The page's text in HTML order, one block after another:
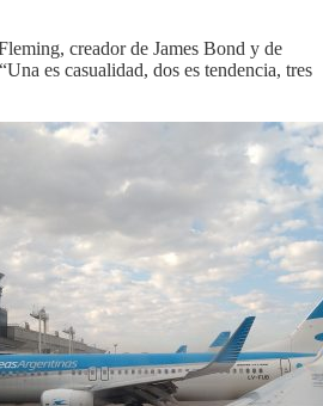
creador de James Bond y de
es casualidad, dos es tendencia, tres